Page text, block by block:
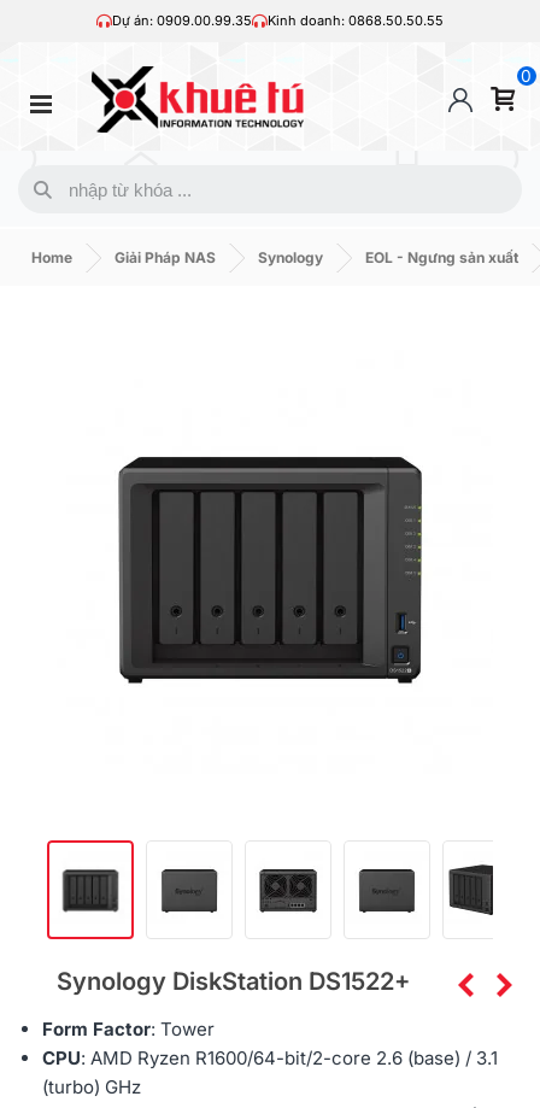
Dự án: 0909.00.99.35 Kinh doanh: 0868.50.50.55
0
Home Giải Pháp NAS Synology EOL - Ngưng sản xuất
Synology DiskStation DS1522+
Form Factor: Tower
CPU: AMD Ryzen R1600/64-bit/2-core 2.6 (base) / 3.1
(turbo) GHz